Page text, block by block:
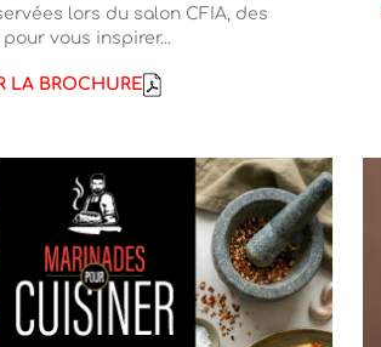
lors du salon CFIA, des
vous inspirer...
LA BROCHURE